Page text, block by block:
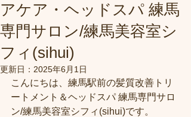
アケア・ヘッドスパ 練馬
専門サロン/練馬美容室シ
フィ(sihui)
更新日： 2025年6月1日
こんにちは、練馬駅前の髪質改善トリ
ートメント＆ヘッドスパ 練馬専門サロ
ン/練馬美容室シフィ(sihui)です。